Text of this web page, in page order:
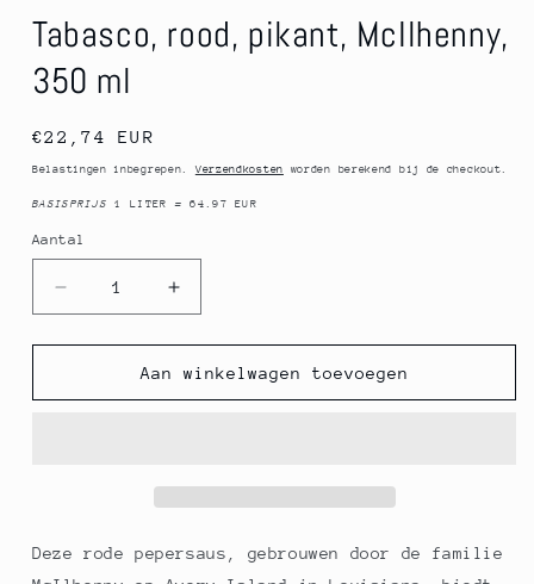
Tabasco, rood, pikant, McIlhenny,
350 ml
Normale
prijs
€22,74 EUR
Belastingen inbegrepen.Verzendkosten worden berekend bij de checkout.
BASISPRIJS1 LITER =64.97 EUR
Aantal
Aantal
Aantal
verlagen
voor
Tabasco,
rood,
Aantal
verhogen
voor
Tabasco,
rood,
Aan winkelwagen toevoegen
Deze rode pepersaus, gebrouwen door de familie